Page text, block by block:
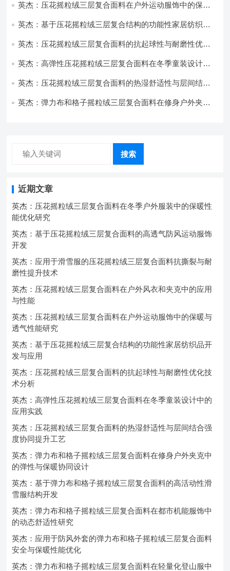
英杰：压花摇粒绒三层复合面料在户外运动服饰中的保暖
英杰：基于压花摇粒绒三层复合结构的功能性家居纺织品
英杰：压花摇粒绒三层复合面料的抗起球性与耐磨性优化
英杰：高弹性压花摇粒绒三层复合面料在冬季童装设计中
英杰：压花摇粒绒三层复合面料的热湿舒适性与层间结合
英杰：弹力布和格子摇粒绒三层复合面料在修身户外夹克
搜索
近期文章
英杰：压花摇粒绒三层复合面料在冬季户外服装中的保暖性
能优化研究
英杰：基于压花摇粒绒三层复合面料的高透气防风运动服饰
开发
英杰：应用于滑雪服的压花摇粒绒三层复合面料抗撕裂与耐
磨性提升技术
英杰：压花摇粒绒三层复合面料在户外风衣和夹克中的应用
与性能
英杰：压花摇粒绒三层复合面料在户外运动服饰中的保暖与
透气性能研究
英杰：基于压花摇粒绒三层复合结构的功能性家居纺织品开
发与应用
英杰：压花摇粒绒三层复合面料的抗起球性与耐磨性优化技
术分析
英杰：高弹性压花摇粒绒三层复合面料在冬季童装设计中的
应用实践
英杰：压花摇粒绒三层复合面料的热湿舒适性与层间结合强
度协同提升工艺
英杰：弹力布和格子摇粒绒三层复合面料在修身户外夹克中
的弹性与保暖协同设计
英杰：基于弹力布和格子摇粒绒三层复合面料的高活动性滑
雪服结构开发
英杰：弹力布和格子摇粒绒三层复合面料在都市机能服饰中
的动态舒适性研究
英杰：应用于防风外套的弹力布和格子摇粒绒三层复合面料
安全与保暖性能优化
英杰：弹力布和格子摇粒绒三层复合面料在轻量化登山服中